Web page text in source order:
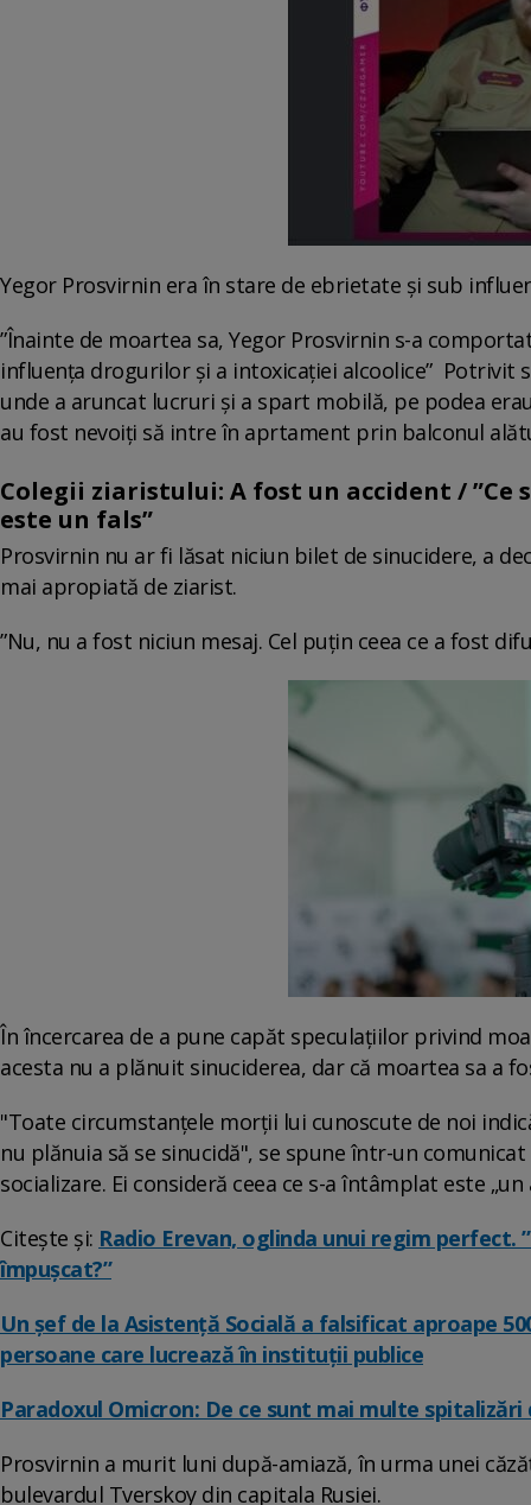
Yegor Prosvirnin era în stare de ebrietate și sub
”Înainte de moartea sa, Yegor Prosvirnin s-a
influența drogurilor și a intoxicației alcoolice” Potrivit
unde a aruncat lucruri și a spart mobilă, pe podea
au fost nevoiți să intre în aprtament prin balconul
Colegii ziaristului: A fost un accident /
este un fals”
Prosvirnin nu ar fi lăsat niciun bilet de sinucidere, a
mai apropiată de ziarist.
”Nu, nu a fost niciun mesaj. Cel puțin ceea ce a fost
În încercarea de a pune capăt speculațiilor privind
acesta nu a plănuit sinuciderea, dar că moartea sa a
"Toate circumstanțele morții lui cunoscute de noi
nu plănuia să se sinucidă", se spune într-un
socializare. Ei consideră ceea ce s-a întâmplat este
Citește și: Radio Erevan, oglinda unui regim
împușcat?”
Un șef de la Asistență Socială a falsificat aproape
persoane care lucrează în instituții publice
Paradoxul Omicron: De ce sunt mai multe
Prosvirnin a murit luni după-amiază, în urma unei
bulevardul Tverskoy din capitala Rusiei.